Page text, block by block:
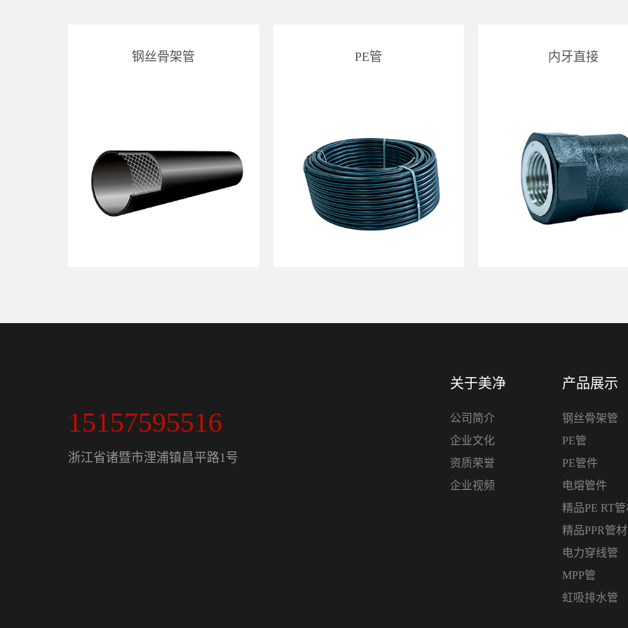
钢丝骨架管 PE管 内牙直接
15157595516
浙江省诸暨市浬浦镇昌平路1号
关于美净
公司简介
企业文化
资质荣誉
企业视频
产品展示
钢丝骨架管
PE管
PE管件
电熔管件
精品PE RT
精品PPR管
电力穿线管
MPP管
虹吸排水管